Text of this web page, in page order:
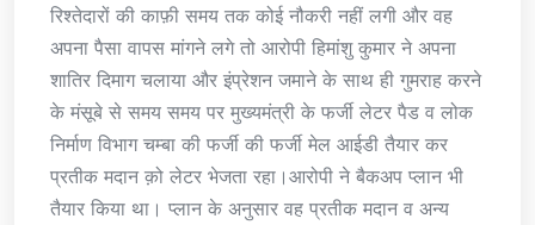
रिश्तेदारों की काफ़ी समय तक कोई नौकरी नहीं लगी और वह
अपना पैसा वापस मांगने लगे तो आरोपी हिमांशु कुमार ने अपना
शातिर दिमाग चलाया और इंप्रेशन जमाने के साथ ही गुमराह करने
के मंसूबे से समय समय पर मुख्यमंत्री के फर्जी लेटर पैड व लोक
निर्माण विभाग चम्बा की फर्जी की फर्जी मेल आईडी तैयार कर
प्रतीक मदान क़ो लेटर भेजता रहा।आरोपी ने बैकअप प्लान भी
तैयार किया था। प्लान के अनुसार वह प्रतीक मदान व अन्य